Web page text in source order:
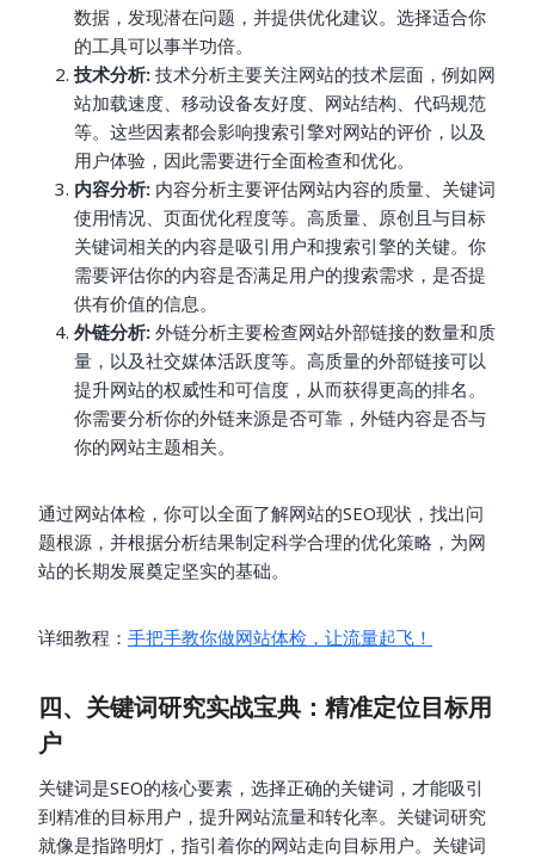
数据，发现潜在问题，并提供优化建议。选择适合你
的工具可以事半功倍。
技术分析: 技术分析主要关注网站的技术层面，例如网
站加载速度、移动设备友好度、网站结构、代码规范
等。这些因素都会影响搜索引擎对网站的评价，以及
用户体验，因此需要进行全面检查和优化。
内容分析: 内容分析主要评估网站内容的质量、关键词
使用情况、页面优化程度等。高质量、原创且与目标
关键词相关的内容是吸引用户和搜索引擎的关键。你
需要评估你的内容是否满足用户的搜索需求，是否提
供有价值的信息。
外链分析: 外链分析主要检查网站外部链接的数量和质
量，以及社交媒体活跃度等。高质量的外部链接可以
提升网站的权威性和可信度，从而获得更高的排名。
你需要分析你的外链来源是否可靠，外链内容是否与
你的网站主题相关。
通过网站体检，你可以全面了解网站的SEO现状，找出问
题根源，并根据分析结果制定科学合理的优化策略，为网
站的长期发展奠定坚实的基础。
详细教程： 手把手教你做网站体检，让流量起飞！
四、关键词研究实战宝典：精准定位目标用
户
关键词是SEO的核心要素，选择正确的关键词，才能吸引
到精准的目标用户，提升网站流量和转化率。关键词研究
就像是指路明灯，指引着你的网站走向目标用户。关键词